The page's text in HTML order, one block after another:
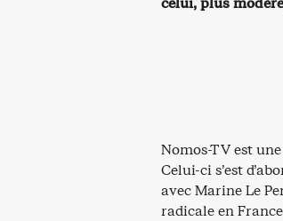
Nomos-TV est
Celui-ci s’est
avec Marine Le
radicale en